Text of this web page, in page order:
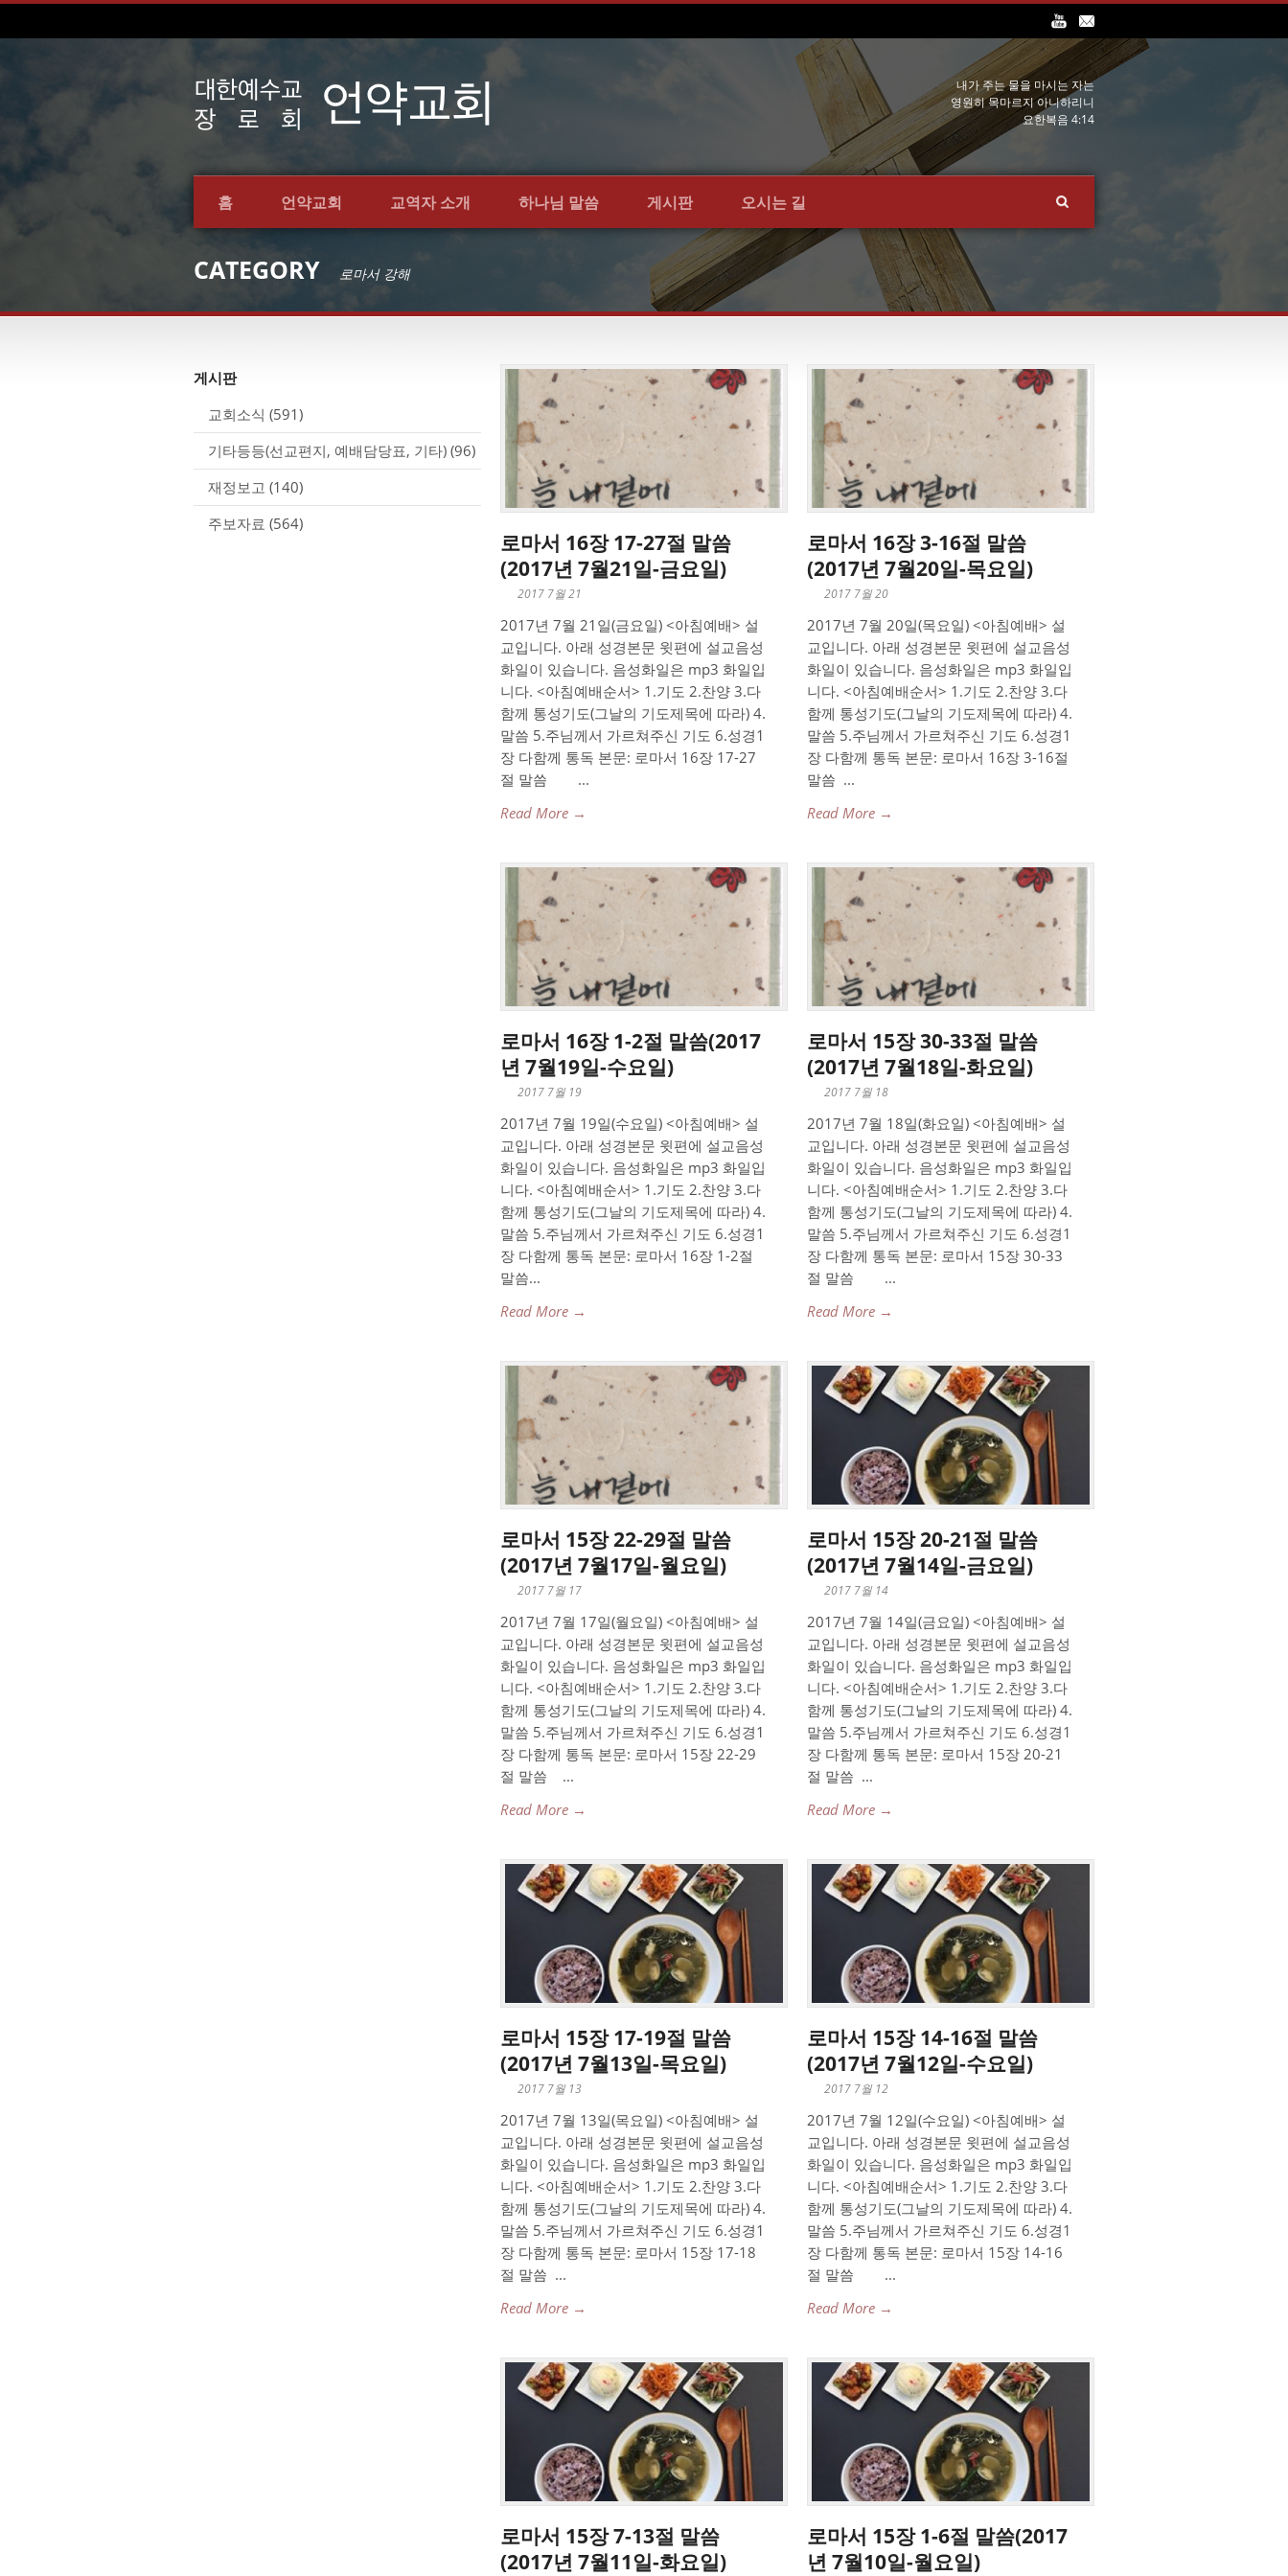
내가 주는 물을 마시는 자는
영원히 목마르지 아니하리니
요한복음 4:14
홈 언약교회 교역자 소개 하나님 말씀 게시판 오시는 길
CATEGORY 로마서 강해
로마서 16장 17-27절 말씀
(2017년 7월21일-금요일)
2017 7월 21
2017년 7월 21일(금요일) <아침예배> 설
교입니다. 아래 성경본문 윗편에 설교음성
화일이 있습니다. 음성화일은 mp3 화일입
니다. <아침예배순서> 1.기도 2.찬양 3.다
함께 통성기도(그날의 기도제목에 따라) 4.
말씀 5.주님께서 가르쳐주신 기도 6.성경1
장 다함께 통독 본문: 로마서 16장 17-27
절 말씀 ...
Read More →
로마서 16장 3-16절 말씀
(2017년 7월20일-목요일)
2017 7월 20
2017년 7월 20일(목요일) <아침예배> 설
교입니다. 아래 성경본문 윗편에 설교음성
화일이 있습니다. 음성화일은 mp3 화일입
니다. <아침예배순서> 1.기도 2.찬양 3.다
함께 통성기도(그날의 기도제목에 따라) 4.
말씀 5.주님께서 가르쳐주신 기도 6.성경1
장 다함께 통독 본문: 로마서 16장 3-16절
말씀 ...
Read More →
로마서 16장 1-2절 말씀(2017
년 7월19일-수요일)
2017 7월 19
2017년 7월 19일(수요일) <아침예배> 설
교입니다. 아래 성경본문 윗편에 설교음성
화일이 있습니다. 음성화일은 mp3 화일입
니다. <아침예배순서> 1.기도 2.찬양 3.다
함께 통성기도(그날의 기도제목에 따라) 4.
말씀 5.주님께서 가르쳐주신 기도 6.성경1
장 다함께 통독 본문: 로마서 16장 1-2절
말씀...
Read More →
로마서 15장 30-33절 말씀
(2017년 7월18일-화요일)
2017 7월 18
2017년 7월 18일(화요일) <아침예배> 설
교입니다. 아래 성경본문 윗편에 설교음성
화일이 있습니다. 음성화일은 mp3 화일입
니다. <아침예배순서> 1.기도 2.찬양 3.다
함께 통성기도(그날의 기도제목에 따라) 4.
말씀 5.주님께서 가르쳐주신 기도 6.성경1
장 다함께 통독 본문: 로마서 15장 30-33
절 말씀 ...
Read More →
로마서 15장 22-29절 말씀
(2017년 7월17일-월요일)
2017 7월 17
2017년 7월 17일(월요일) <아침예배> 설
교입니다. 아래 성경본문 윗편에 설교음성
화일이 있습니다. 음성화일은 mp3 화일입
니다. <아침예배순서> 1.기도 2.찬양 3.다
함께 통성기도(그날의 기도제목에 따라) 4.
말씀 5.주님께서 가르쳐주신 기도 6.성경1
장 다함께 통독 본문: 로마서 15장 22-29
절 말씀 ...
Read More →
로마서 15장 20-21절 말씀
(2017년 7월14일-금요일)
2017 7월 14
2017년 7월 14일(금요일) <아침예배> 설
교입니다. 아래 성경본문 윗편에 설교음성
화일이 있습니다. 음성화일은 mp3 화일입
니다. <아침예배순서> 1.기도 2.찬양 3.다
함께 통성기도(그날의 기도제목에 따라) 4.
말씀 5.주님께서 가르쳐주신 기도 6.성경1
장 다함께 통독 본문: 로마서 15장 20-21
절 말씀 ...
Read More →
로마서 15장 17-19절 말씀
(2017년 7월13일-목요일)
2017 7월 13
2017년 7월 13일(목요일) <아침예배> 설
교입니다. 아래 성경본문 윗편에 설교음성
화일이 있습니다. 음성화일은 mp3 화일입
니다. <아침예배순서> 1.기도 2.찬양 3.다
함께 통성기도(그날의 기도제목에 따라) 4.
말씀 5.주님께서 가르쳐주신 기도 6.성경1
장 다함께 통독 본문: 로마서 15장 17-18
절 말씀 ...
Read More →
로마서 15장 14-16절 말씀
(2017년 7월12일-수요일)
2017 7월 12
2017년 7월 12일(수요일) <아침예배> 설
교입니다. 아래 성경본문 윗편에 설교음성
화일이 있습니다. 음성화일은 mp3 화일입
니다. <아침예배순서> 1.기도 2.찬양 3.다
함께 통성기도(그날의 기도제목에 따라) 4.
말씀 5.주님께서 가르쳐주신 기도 6.성경1
장 다함께 통독 본문: 로마서 15장 14-16
절 말씀 ...
Read More →
로마서 15장 7-13절 말씀
(2017년 7월11일-화요일)
로마서 15장 1-6절 말씀(2017
년 7월10일-월요일)
게시판
교회소식 (591)
기타등등(선교편지, 예배담당표, 기타) (96)
재정보고 (140)
주보자료 (564)